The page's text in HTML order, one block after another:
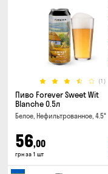
(1)
Пиво Forever Sweet Wit
Blanche 0.5л
Белое, Нефильтрованное, 4.5°
56,00
грн за 1 шт